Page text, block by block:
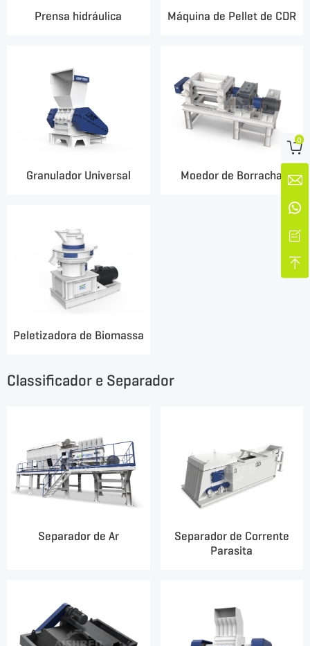
Prensa hidráulica Máquina de Pellet de CDR
Granulador Universal Moedor de Borracha
Peletizadora de Biomassa
Classificador e Separador
Separador de Ar
Separador de Corrente
Parasita

0



